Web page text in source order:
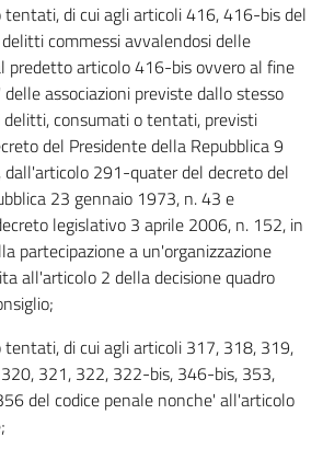
di cui agli articoli 416, 416-bis del
commessi avvalendosi delle
predetto articolo 416-bis ovvero al fine
associazioni previste dallo stesso
consumati o tentati, previsti
del Presidente della Repubblica 9
291-quater del decreto del
23 gennaio 1973, n. 43 e
legislativo 3 aprile 2006, n. 152, in
partecipazione a un'organizzazione
all'articolo 2 della decisione quadro
di cui agli articoli 317, 318, 319,
321, 322, 322-bis, 346-bis, 353,
del codice penale nonche' all'articolo